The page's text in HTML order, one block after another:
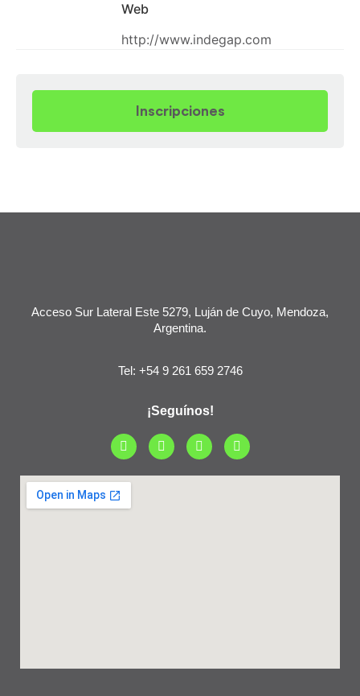
Web
http://www.indegap.com
Inscripciones
Acceso Sur Lateral Este 5279, Luján de Cuyo, Mendoza,
Argentina.
Tel: +54 9 261 659 2746
¡Seguínos!